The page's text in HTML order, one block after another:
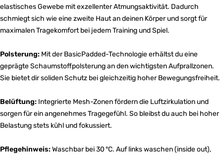
elastisches Gewebe mit exzellenter Atmungsaktivität. Dadurch
schmiegt sich wie eine zweite Haut an deinen Körper und sorgt für
maximalen Tragekomfort bei jedem Training und Spiel.
Polsterung: Mit der BasicPadded-Technologie erhältst du eine
geprägte Schaumstoffpolsterung an den wichtigsten Aufprallzonen.
Sie bietet dir soliden Schutz bei gleichzeitig hoher Bewegungsfreiheit.
Belüftung: Integrierte Mesh-Zonen fördern die Luftzirkulation und
sorgen für ein angenehmes Tragegefühl. So bleibst du auch bei hoher
Belastung stets kühl und fokussiert.
Pflegehinweis:Waschbar bei 30 °C. Auf links waschen (inside out),